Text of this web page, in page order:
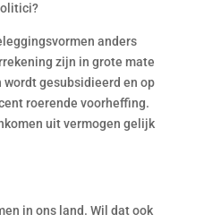
anders
zijn in grote mate
gesubsidieerd en op
roerende voorheffing.
uit vermogen gelijk
in ons land. Wil dat ook